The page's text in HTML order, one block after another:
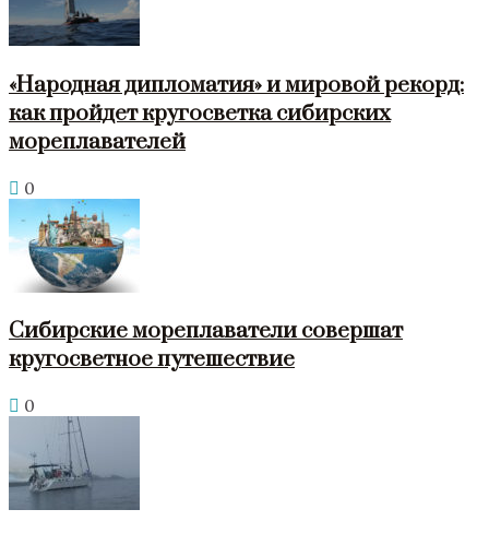
«Народная дипломатия» и мировой рекорд:
как пройдет кругосветка сибирских
мореплавателей
0
Сибирские мореплаватели совершат
кругосветное путешествие
0